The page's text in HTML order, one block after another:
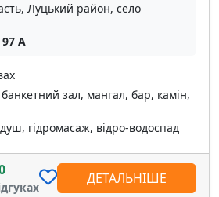
Луцький район, село
97 А
зал, мангал, бар, камін,
гідромасаж, відро-водоспад
ДЕТАЛЬНІШЕ